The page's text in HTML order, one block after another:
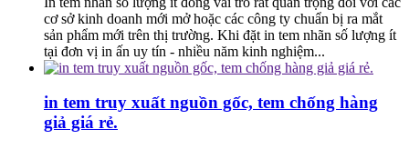
cơ sở kinh doanh mới mở hoặc các công ty chuẩn bị ra mắt
sản phẩm mới trên thị trường. Khi đặt in tem nhãn số lượng ít
tại đơn vị in ấn uy tín - nhiều năm kinh nghiệm...
in tem truy xuất nguồn gốc, tem chống hàng
giả giá rẻ.